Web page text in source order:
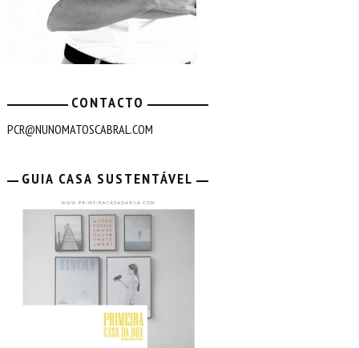
CONTACTO
PCR@NUNOMATOSCABRAL.COM
GUIA CASA SUSTENTÁVEL